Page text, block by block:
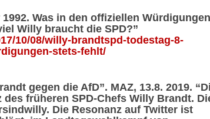
Was in den offiziellen Würdigungen
Willy braucht die SPD?”
10/08/willy-brandtspd-todestag-8-
stets-fehlt/
gegen die AfD”. MAZ, 13.8. 2019.
früheren SPD-Chefs Willy Brandt.
Die Resonanz auf Twitter ist